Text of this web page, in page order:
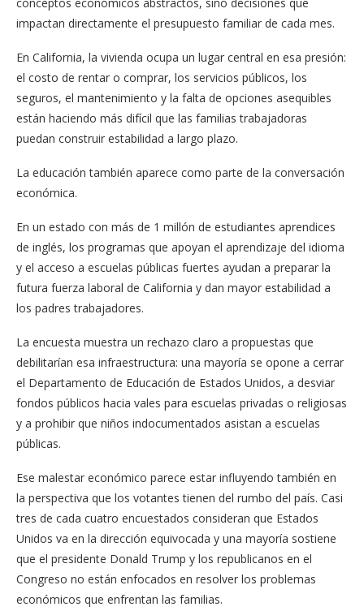
impactan directamente el presupuesto familiar de cada mes.
En California, la vivienda ocupa un lugar central en esa presión:
el costo de rentar o comprar, los servicios públicos, los
seguros, el mantenimiento y la falta de opciones asequibles
están haciendo más difícil que las familias trabajadoras
puedan construir estabilidad a largo plazo.
La educación también aparece como parte de la conversación
económica.
En un estado con más de 1 millón de estudiantes aprendices
de inglés, los programas que apoyan el aprendizaje del idioma
y el acceso a escuelas públicas fuertes ayudan a preparar la
futura fuerza laboral de California y dan mayor estabilidad a
los padres trabajadores.
La encuesta muestra un rechazo claro a propuestas que
debilitarían esa infraestructura: una mayoría se opone a cerrar
el Departamento de Educación de Estados Unidos, a desviar
fondos públicos hacia vales para escuelas privadas o religiosas
y a prohibir que niños indocumentados asistan a escuelas
públicas.
Ese malestar económico parece estar influyendo también en
la perspectiva que los votantes tienen del rumbo del país. Casi
tres de cada cuatro encuestados consideran que Estados
Unidos va en la dirección equivocada y una mayoría sostiene
que el presidente Donald Trump y los republicanos en el
Congreso no están enfocados en resolver los problemas
económicos que enfrentan las familias.